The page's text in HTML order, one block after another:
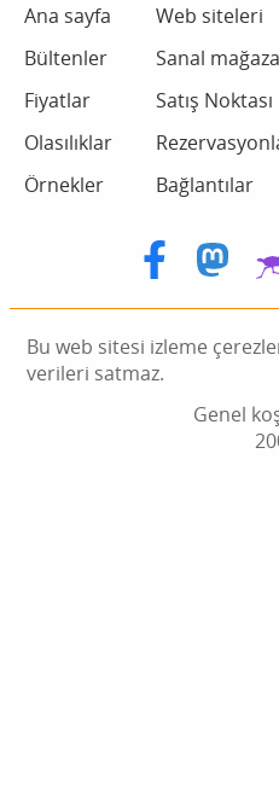
Ana sayfa
Bültenler
Fiyatlar
Olasılıklar
Örnekler
Web siteleri
Sanal
Satış Noktası
Bağlantılar
Bu web sitesi izleme
verileri satmaz.
Genel